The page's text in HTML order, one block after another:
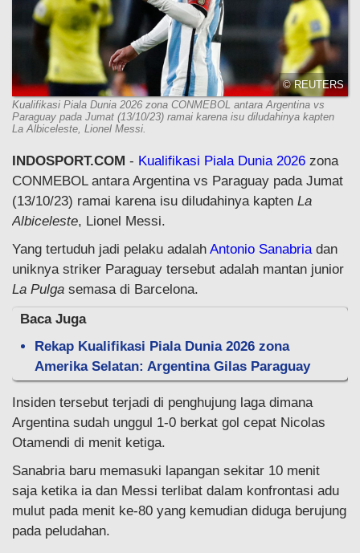
© REUTERS
Kualifikasi Piala Dunia 2026 zona CONMEBOL antara Argentina vs
Paraguay pada Jumat (13/10/23) ramai karena isu diludahinya kapten
La Albiceleste, Lionel Messi.
INDOSPORT.COM - Kualifikasi Piala Dunia 2026 zona
CONMEBOL antara Argentina vs Paraguay pada Jumat
(13/10/23) ramai karena isu diludahinya kapten La
Albiceleste, Lionel Messi.
Yang tertuduh jadi pelaku adalah Antonio Sanabriadan
uniknya striker Paraguay tersebut adalah mantan junior
La Pulga semasa di Barcelona.
Baca Juga
Rekap Kualifikasi Piala Dunia 2026 zona
Amerika Selatan: Argentina Gilas Paraguay
Insiden tersebut terjadi di penghujung laga dimana
Argentina sudah unggul 1-0 berkat gol cepat Nicolas
Otamendi di menit ketiga.
Sanabria baru memasuki lapangan sekitar 10 menit
saja ketika ia dan Messi terlibat dalam konfrontasi adu
mulut pada menit ke-80 yang kemudian diduga berujung
pada peludahan.